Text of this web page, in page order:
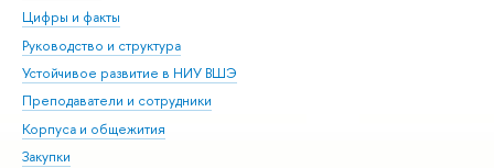
Цифры и факты
Руководство и структура
Устойчивое развитие в НИУ ВШЭ
Преподаватели и сотрудники
Корпуса и общежития
Закупки